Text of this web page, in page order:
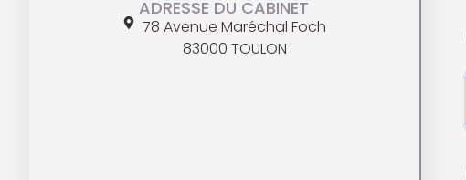
ADRESSE DU CABINET
78 Avenue Maréchal Foch
83000 TOULON